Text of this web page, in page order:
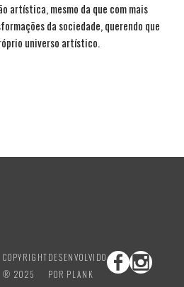
artística, mesmo da que com mais
da sociedade, querendo que
universo artístico.
COPYRIGHT
® 2025
DESENVOLVIDO
POR PLANK